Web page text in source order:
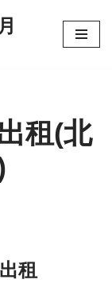
租(北
租